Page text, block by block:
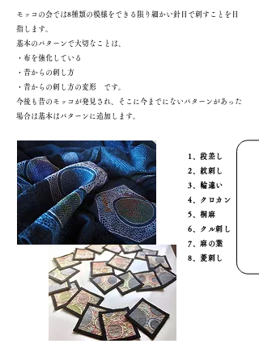
モッコの会では8種類の模様をできる限り細かい針目で刺すことを目
指します。
基本のパターンで大切なことは、
・布を強化している
・昔からの刺し方
・昔からの刺し方の変形 です。
今後も昔のモッコが発見され、そこに今までにないパターンがあった
場合は基本はパターンに追加します。
1、段差し
2、紋刺し
3、輪違い
4、クロカン
5、桐麻
6、クル刺し
7、麻の葉
8、菱刺し